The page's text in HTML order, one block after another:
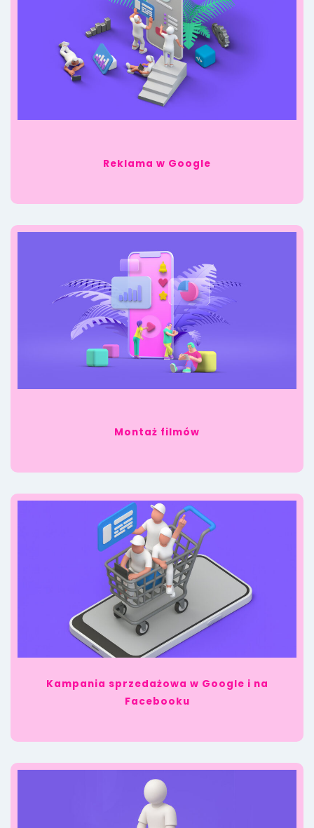
Reklama w Google
Montaż filmów
Kampania sprzedażowa w Google i na
Facebooku